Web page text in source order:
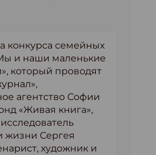
конкурса семейных
и наши маленькие
который проводят
агентство Софии
«Живая книга»,
жизни Сергея
художник и